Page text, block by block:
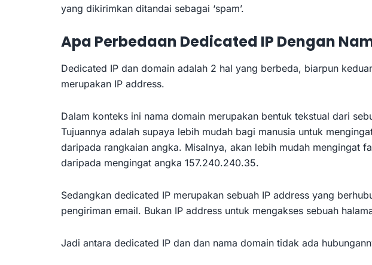
yang dikirimkan ditandai sebagai ‘spam’.
Apa Perbedaan Dedicated IP Dengan
Dedicated IP dan domain adalah 2 hal yang berbeda, biarpun
merupakan IP address.
Dalam konteks ini nama domain merupakan bentuk tekstual dari
Tujuannya adalah supaya lebih mudah bagi manusia untuk
daripada rangkaian angka. Misalnya, akan lebih mudah mengingat
daripada mengingat angka 157.240.240.35.
Sedangkan dedicated IP merupakan sebuah IP address yang
pengiriman email. Bukan IP address untuk mengakses sebuah
Jadi antara dedicated IP dan dan nama domain tidak ada